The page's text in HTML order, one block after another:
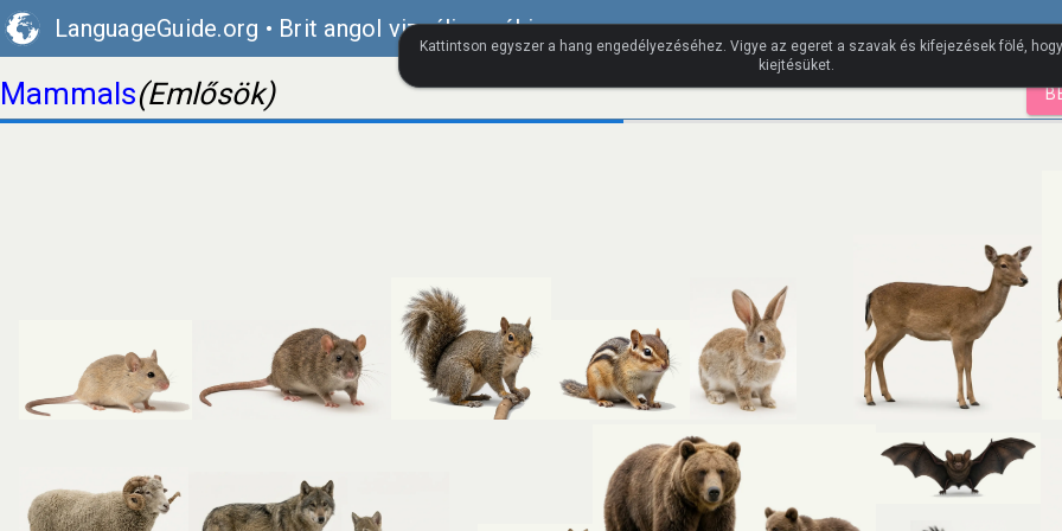
LanguageGuide.org • Brit angol vizuális szókincs
Mammals(Emlősök)
Kattintson egyszer a hang engedélyezéséhez. Vigye az egeret a szavak és kifejezések fölé,
kiejtésüket.